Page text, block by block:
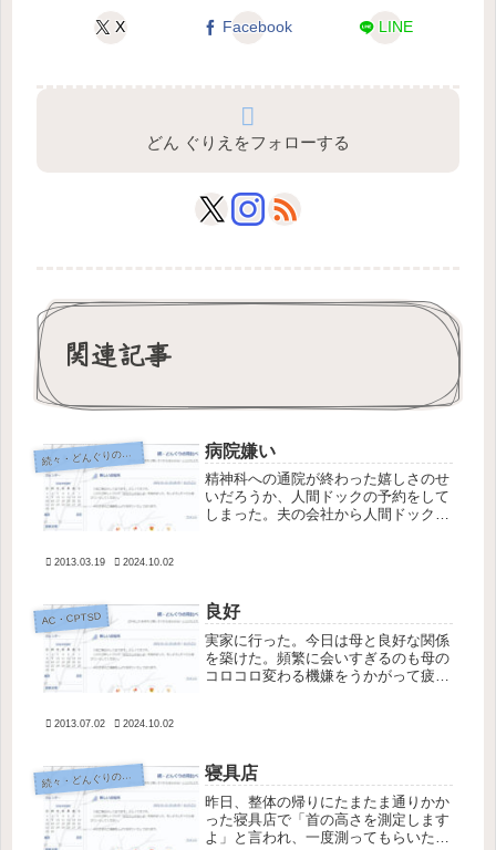
X Facebook LINE
どん ぐりえをフォローする
関連記事
続
々・どんぐりの背比べ 病院嫌い
精神科への通院が終わった嬉しさのせ
いだろうか、人間ドックの予約をして
しまった。夫の会社から人間ドックを
重い...
2013.03.19 2024.10.02
AC・CPTSD 良好
実家に行った。今日は母と良好な関係
を築けた。頻繁に会いすぎるのも母の
コロコロ変わる機嫌をうかがって疲れ
の...
2013.07.02 2024.10.02
続
々・どんぐりの背比べ 寝具店
昨日、整体の帰りにたまたま通りかか
った寝具店で「首の高さを測定します
よ」と言われ、一度測ってもらいたく